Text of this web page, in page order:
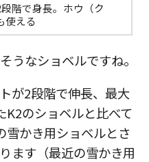
階で身長。ホウ（ク
使える
うなショベルですね。
が2段階で伸長、最大
のショベルと比べて
かき用ショベルとさ
ます（最近の雪かき用